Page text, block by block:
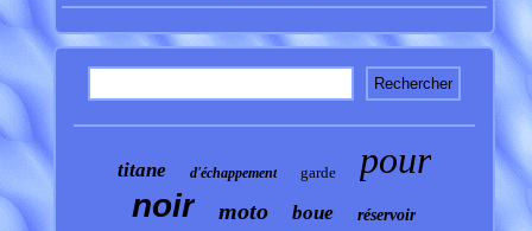
titane d'échappement garde pour
noir moto boue réservoir